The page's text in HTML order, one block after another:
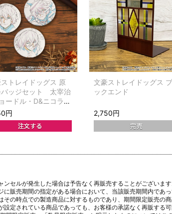
トレイドッグス 原
バッジセット 太宰治
ードル・D&ニコラ
円
文豪ストレイドッグス ブ
ックエンド
2,750円
ンセルが発生した場合は予告なく再販売することがございます
に販売期間の指定がある場合において、当該販売期間内であ
その時点での製造商品に対するものであり、期間限定販売の
設定されている商品であっても、お客様の承諾なく再販する